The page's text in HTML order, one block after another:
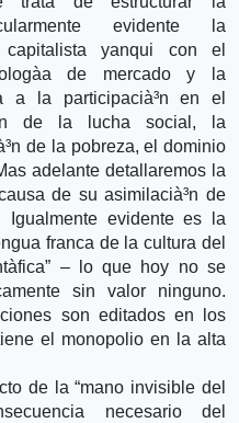
evidente la
capitalista yanqui con el
de mercado y la
a la participacià³n en el
de la lucha social, la
de la pobreza, el dominio
adelante detallaremos la
de su asimilacià³n de
Igualmente evidente es la
franca de la cultura del
– lo que hoy no se
sin valor ninguno.
son editados en los
el monopolio en la alta
de la “mano invisible del
necesario del